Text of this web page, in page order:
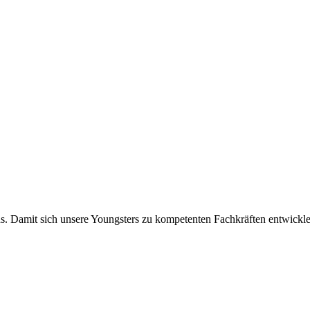
Damit sich unsere Youngsters zu kompetenten Fachkräften